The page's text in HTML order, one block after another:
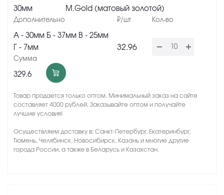
30мм M.Gold (матовый золотой)
А - 30мм Б - 37мм В - 25мм
Г - 7мм
32.96
329.6
Товар продается только оптом. Минимальный заказ на сайте
составляет 4000 рублей. Заказывайте оптом и получайте
лучшие условия!
Осуществляем доставку в: Санкт-Петербург, Екатеринбург,
Тюмень, Челябинск, Новосибирск, Казань и многие другие
города России, а также в Беларусь и Казахстан.